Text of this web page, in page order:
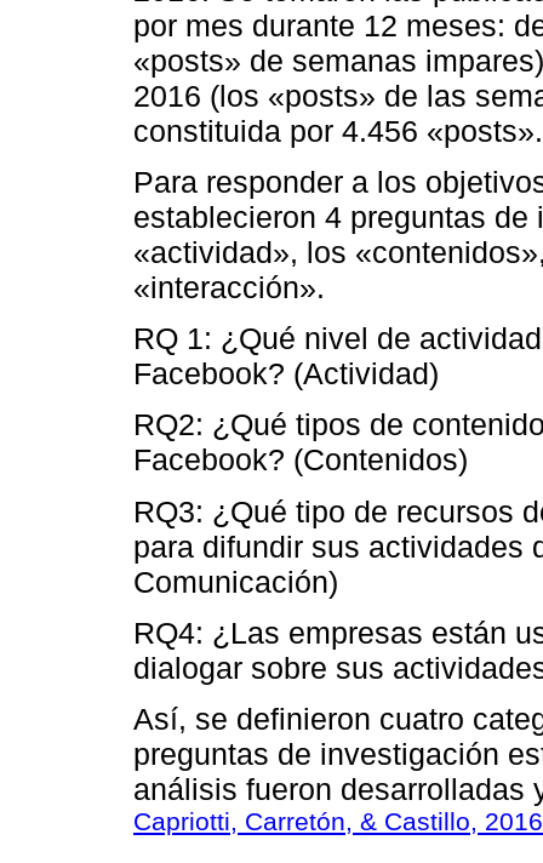
por mes durante 12 meses:
«posts» de semanas
2016 (los «posts» de las
constituida por 4.456 «posts».
Para responder a los
establecieron 4 preguntas
«actividad», los
«interacción».
RQ 1: ¿Qué nivel de
Facebook? (Actividad)
RQ2: ¿Qué tipos de
Facebook? (Contenidos)
RQ3: ¿Qué tipo de recursos
para difundir sus actividades
Comunicación)
RQ4: ¿Las empresas están
dialogar sobre sus
Así, se definieron cuatro
preguntas de investigación
análisis fueron desarrolladas
Capriotti, Carretón, & Castillo, 2016